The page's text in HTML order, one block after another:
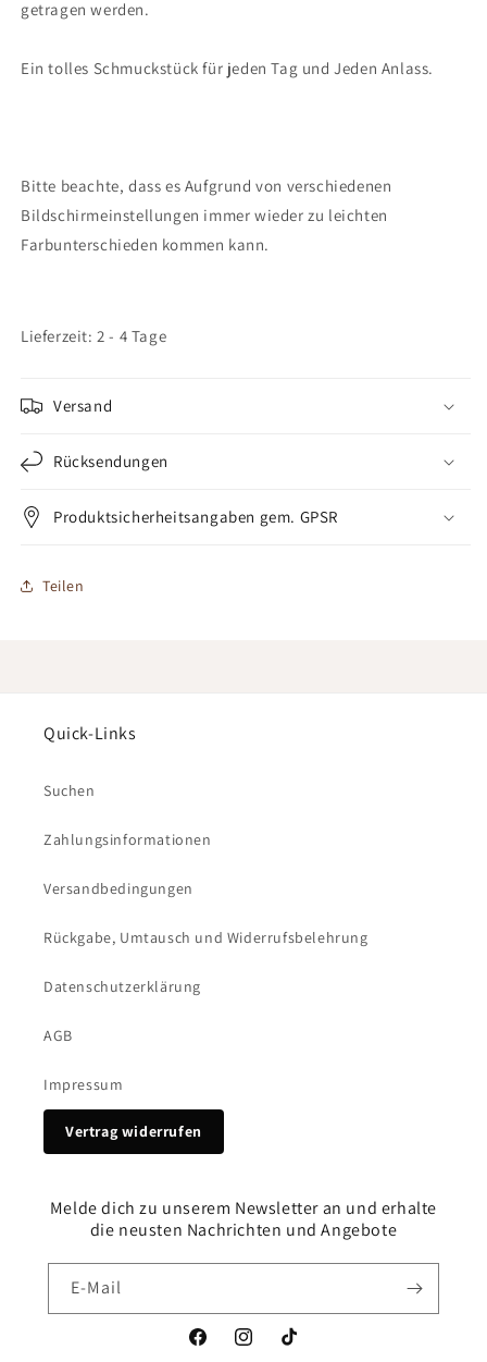
getragen werden.
Ein tolles Schmuckstück für jeden Tag und Jeden Anlass.
Bitte beachte, dass es Aufgrund von verschiedenen
Bildschirmeinstellungen immer wieder zu leichten
Farbunterschieden kommen kann.
Lieferzeit: 2 - 4 Tage
Versand
Rücksendungen
Produktsicherheitsangaben gem. GPSR
Teilen
Quick-Links
Suchen
Zahlungsinformationen
Versandbedingungen
Rückgabe, Umtausch und Widerrufsbelehrung
Datenschutzerklärung
AGB
Impressum
Vertrag widerrufen
Melde dich zu unserem Newsletter an und erhalte
die neusten Nachrichten und Angebote
E-Mail
FacebookInstagramTikTok